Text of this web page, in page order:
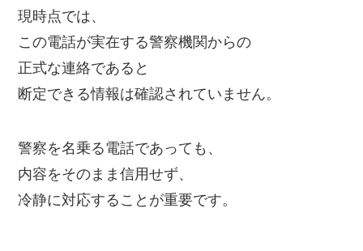
現時点では、
この電話が実在する警察機関からの
正式な連絡であると
断定できる情報は確認されていません。
警察を名乗る電話であっても、
内容をそのまま信用せず、
冷静に対応することが重要です。